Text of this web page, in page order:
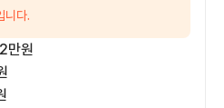
니다.
만원